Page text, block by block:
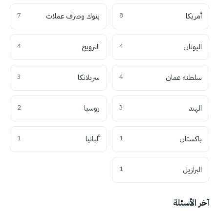
أمريكا 8 بنوك وصرف عملات 7
اليونان 4 النرويج 4
سلطنة عمان 4 سريلانكا 3
الهند 3 روسيا 2
باكستان 1 ألبانيا 1
البرازيل 1
آخر الأسئلة